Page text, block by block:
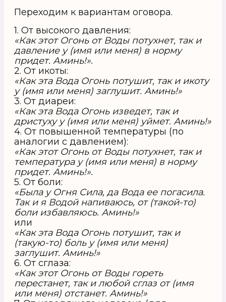
Переходим к вариантам оговора.
1. От высокого давления:
«Как этот Огонь от Воды потухнет, так и
давление у (имя или меня) в норму
придет. Аминь!».
2. От икоты:
«Как эта Вода Огонь потушит, так и икоту
у (имя или меня) заглушит. Аминь!»
3. От диареи:
«Как эта Вода Огонь изведет, так и
дристуху у (имя или меня) уймет. Аминь!»
4. От повышенной температуры (по
аналогии с давлением):
«Как этот Огонь от Воды потухнет, так и
температура у (имя или меня) в норму
придет. Аминь!».
5. От боли:
«Была у Огня Сила, да Вода ее погасила.
Так и я Водой напиваюсь, от (такой-то)
боли избавляюсь. Аминь!»
или
«Как эта Вода Огонь потушит, так и
(такую-то) боль у (имя или меня)
заглушит. Аминь!»
6. От сглаза:
«Как этот Огонь от Воды гореть
перестанет, так и любой сглаз от (имя
или меня) отстанет. Аминь!»